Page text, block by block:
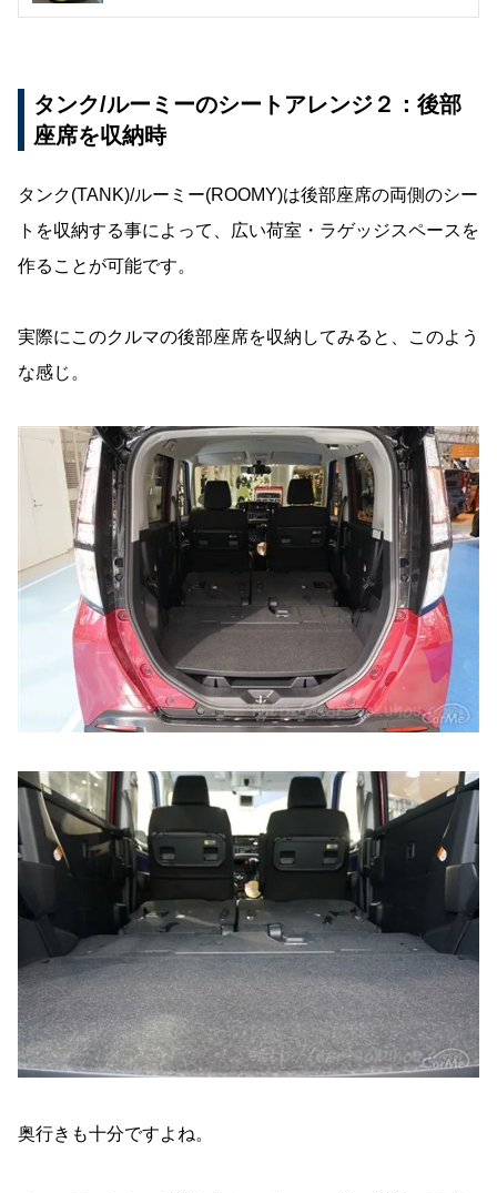
タンク/ルーミーのシートアレンジ２：後部
座席を収納時
タンク(TANK)/ルーミー(ROOMY)は後部座席の両側のシー
トを収納する事によって、広い荷室・ラゲッジスペースを
作ることが可能です。
実際にこのクルマの後部座席を収納してみると、このよう
な感じ。
奥行きも十分ですよね。